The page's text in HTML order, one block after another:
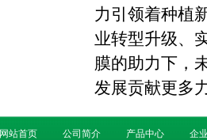
力引领着种植
业转型升级、
膜的助力下，
发展贡献更多
网站首页 公司简介 产品中心
企